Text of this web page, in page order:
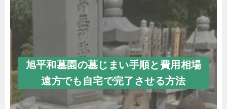
旭平和墓園の墓じまい手順と費用相場
遠方でも自宅で完了させる方法